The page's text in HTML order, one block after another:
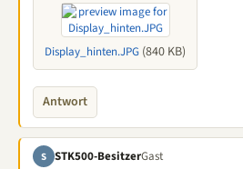
Display_hinten.JPG (840 KB)
Antwort
S STK500-BesitzerGast